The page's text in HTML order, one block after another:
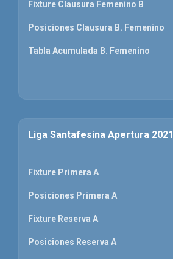
Fixture Clausura Femenino B
Posiciones Clausura B. Femenino
Tabla Acumulada B. Femenino
Liga Santafesina Apertura 2021
Fixture Primera A
Posiciones Primera A
Fixture Reserva A
Posiciones Reserva A